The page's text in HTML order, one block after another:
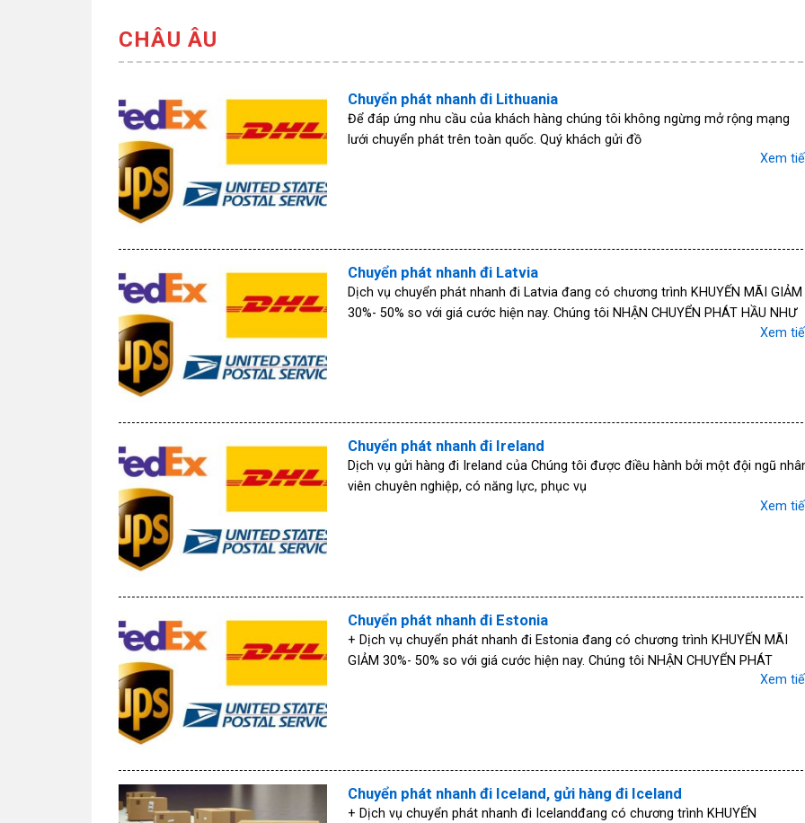
CHÂU ÂU
Chuyển phát nhanh đi Lithuania
Để đáp ứng nhu cầu của khách hàng chúng tôi không ngừng mở rộng mạng
lưới chuyển phát trên toàn quốc. Quý khách gửi đồ
Xem
Chuyển phát nhanh đi Latvia
Dịch vụ chuyển phát nhanh đi Latvia đang có chương trình KHUYẾN MÃI GIẢM
30%- 50% so với giá cước hiện nay. Chúng tôi NHẬN CHUYỂN PHÁT HẦU NHƯ
Xem
Chuyển phát nhanh đi Ireland
Dịch vụ gửi hàng đi Ireland của Chúng tôi được điều hành bởi một đội ngũ
viên chuyên nghiệp, có năng lực, phục vụ
Xem
Chuyển phát nhanh đi Estonia
+ Dịch vụ chuyển phát nhanh đi Estonia đang có chương trình KHUYẾN MÃI
GIẢM 30%- 50% so với giá cước hiện nay. Chúng tôi NHẬN CHUYỂN PHÁT
Xem
Chuyển phát nhanh đi Iceland, gửi hàng đi Iceland
+ Dịch vụ chuyển phát nhanh đi Icelandđang có chương trình KHUYẾN